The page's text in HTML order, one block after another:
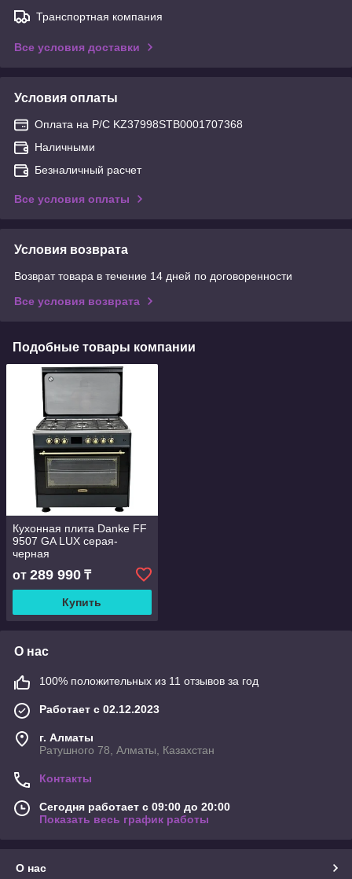
Транспортная компания
Все условия доставки
Условия оплаты
Оплата на Р/С KZ37998STB0001707368
Наличными
Безналичный расчет
Все условия оплаты
Условия возврата
Возврат товара в течение 14 дней по договоренности
Все условия возврата
Подобные товары компании
Кухонная плита Danke FF
9507 GA LUX серая-
черная
от 289 990 ₸
Купить
О нас
100% положительных из 11 отзывов за год
Работает с 02.12.2023
г. Алматы
Ратушного 78, Алматы, Казахстан
Контакты
Сегодня работает с 09:00 до 20:00
Показать весь график работы
О нас